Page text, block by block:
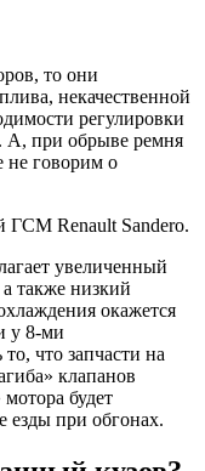
то они
некачественной
регулировки
А, при обрыве ремня
говорим о
ГСМ Renault Sandero.
увеличенный
а также низкий
окажется
у 8-ми
что запчасти на
клапанов
мотора будет
езды при обгонах.